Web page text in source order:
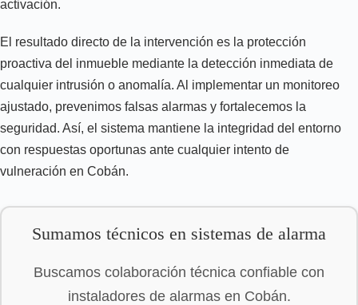
activación.
El resultado directo de la intervención es la protección
proactiva del inmueble mediante la detección inmediata de
cualquier intrusión o anomalía. Al implementar un monitoreo
ajustado, prevenimos falsas alarmas y fortalecemos la
seguridad. Así, el sistema mantiene la integridad del entorno
con respuestas oportunas ante cualquier intento de
vulneración en Cobán.
Sumamos técnicos en sistemas de alarma
Buscamos colaboración técnica confiable con
instaladores de alarmas en Cobán.